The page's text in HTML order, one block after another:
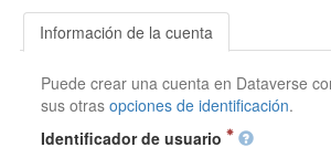
Información de la cuenta
Puede crear una cuenta en Dataverse
sus otrasopciones de identificación.
Identificador de usuario